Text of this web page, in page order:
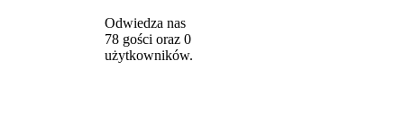
Odwiedza nas
78 gości oraz 0
użytkowników.